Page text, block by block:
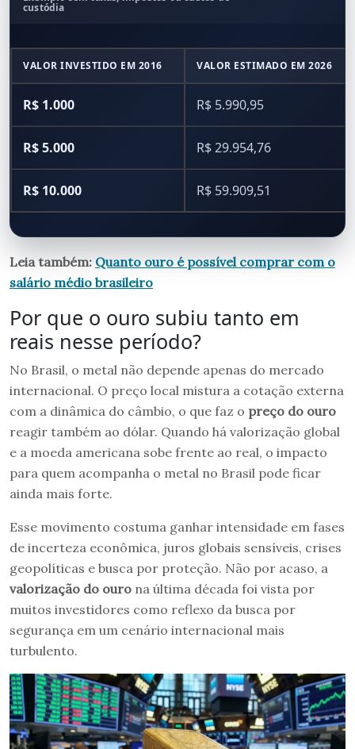
custódia
VALOR INVESTIDO EM 2016 VALOR ESTIMADO EM 2026
R$ 1.000 R$ 5.990,95
R$ 5.000 R$ 29.954,76
R$ 10.000 R$ 59.909,51
Leia também: Quanto ouro é possível comprar com o
salário médio brasileiro
Por que o ouro subiu tanto em
reais nesse período?
No Brasil, o metal não depende apenas do mercado
internacional. O preço local mistura a cotação externa
com a dinâmica do câmbio, o que faz o preço do ouro
reagir também ao dólar. Quando há valorização global
e a moeda americana sobe frente ao real, o impacto
para quem acompanha o metal no Brasil pode ficar
ainda mais forte.
Esse movimento costuma ganhar intensidade em fases
de incerteza econômica, juros globais sensíveis, crises
geopolíticas e busca por proteção. Não por acaso, a
valorização do ouro na última década foi vista por
muitos investidores como reflexo da busca por
segurança em um cenário internacional mais
turbulento.